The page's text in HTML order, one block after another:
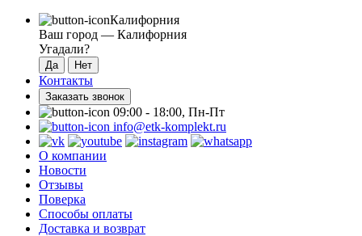
Калифорния
Ваш город — Калифорния
Угадали?
Контакты
Заказать звонок
09:00 - 18:00, Пн-Пт
info@etk-komplekt.ru
О компании
Новости
Отзывы
Поверка
Способы оплаты
Доставка и возврат